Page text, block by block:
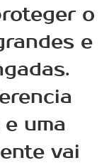
o
e
uma
vai